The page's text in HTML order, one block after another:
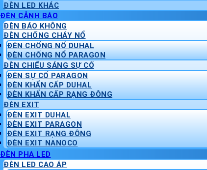
ĐÈN LED KHÁC
ĐÈN CẢNH BÁO
ĐÈN BÁO KHÔNG
ĐÈN CHỐNG CHÁY NỔ
ĐÈN CHỐNG NỔ DUHAL
ĐÈN CHỐNG NỔ PARAGON
ĐÈN CHIẾU SÁNG SỰ CỐ
ĐÈN SỰ CỐ PARAGON
ĐÈN KHẨN CẤP DUHAL
ĐÈN KHẨN CẤP RẠNG ĐÔNG
ĐÈN EXIT
ĐÈN EXIT DUHAL
ĐÈN EXIT PARAGON
ĐÈN EXIT RẠNG ĐÔNG
ĐÈN EXIT NANOCO
ĐÈN PHA LED
ĐÈN LED CAO ÁP